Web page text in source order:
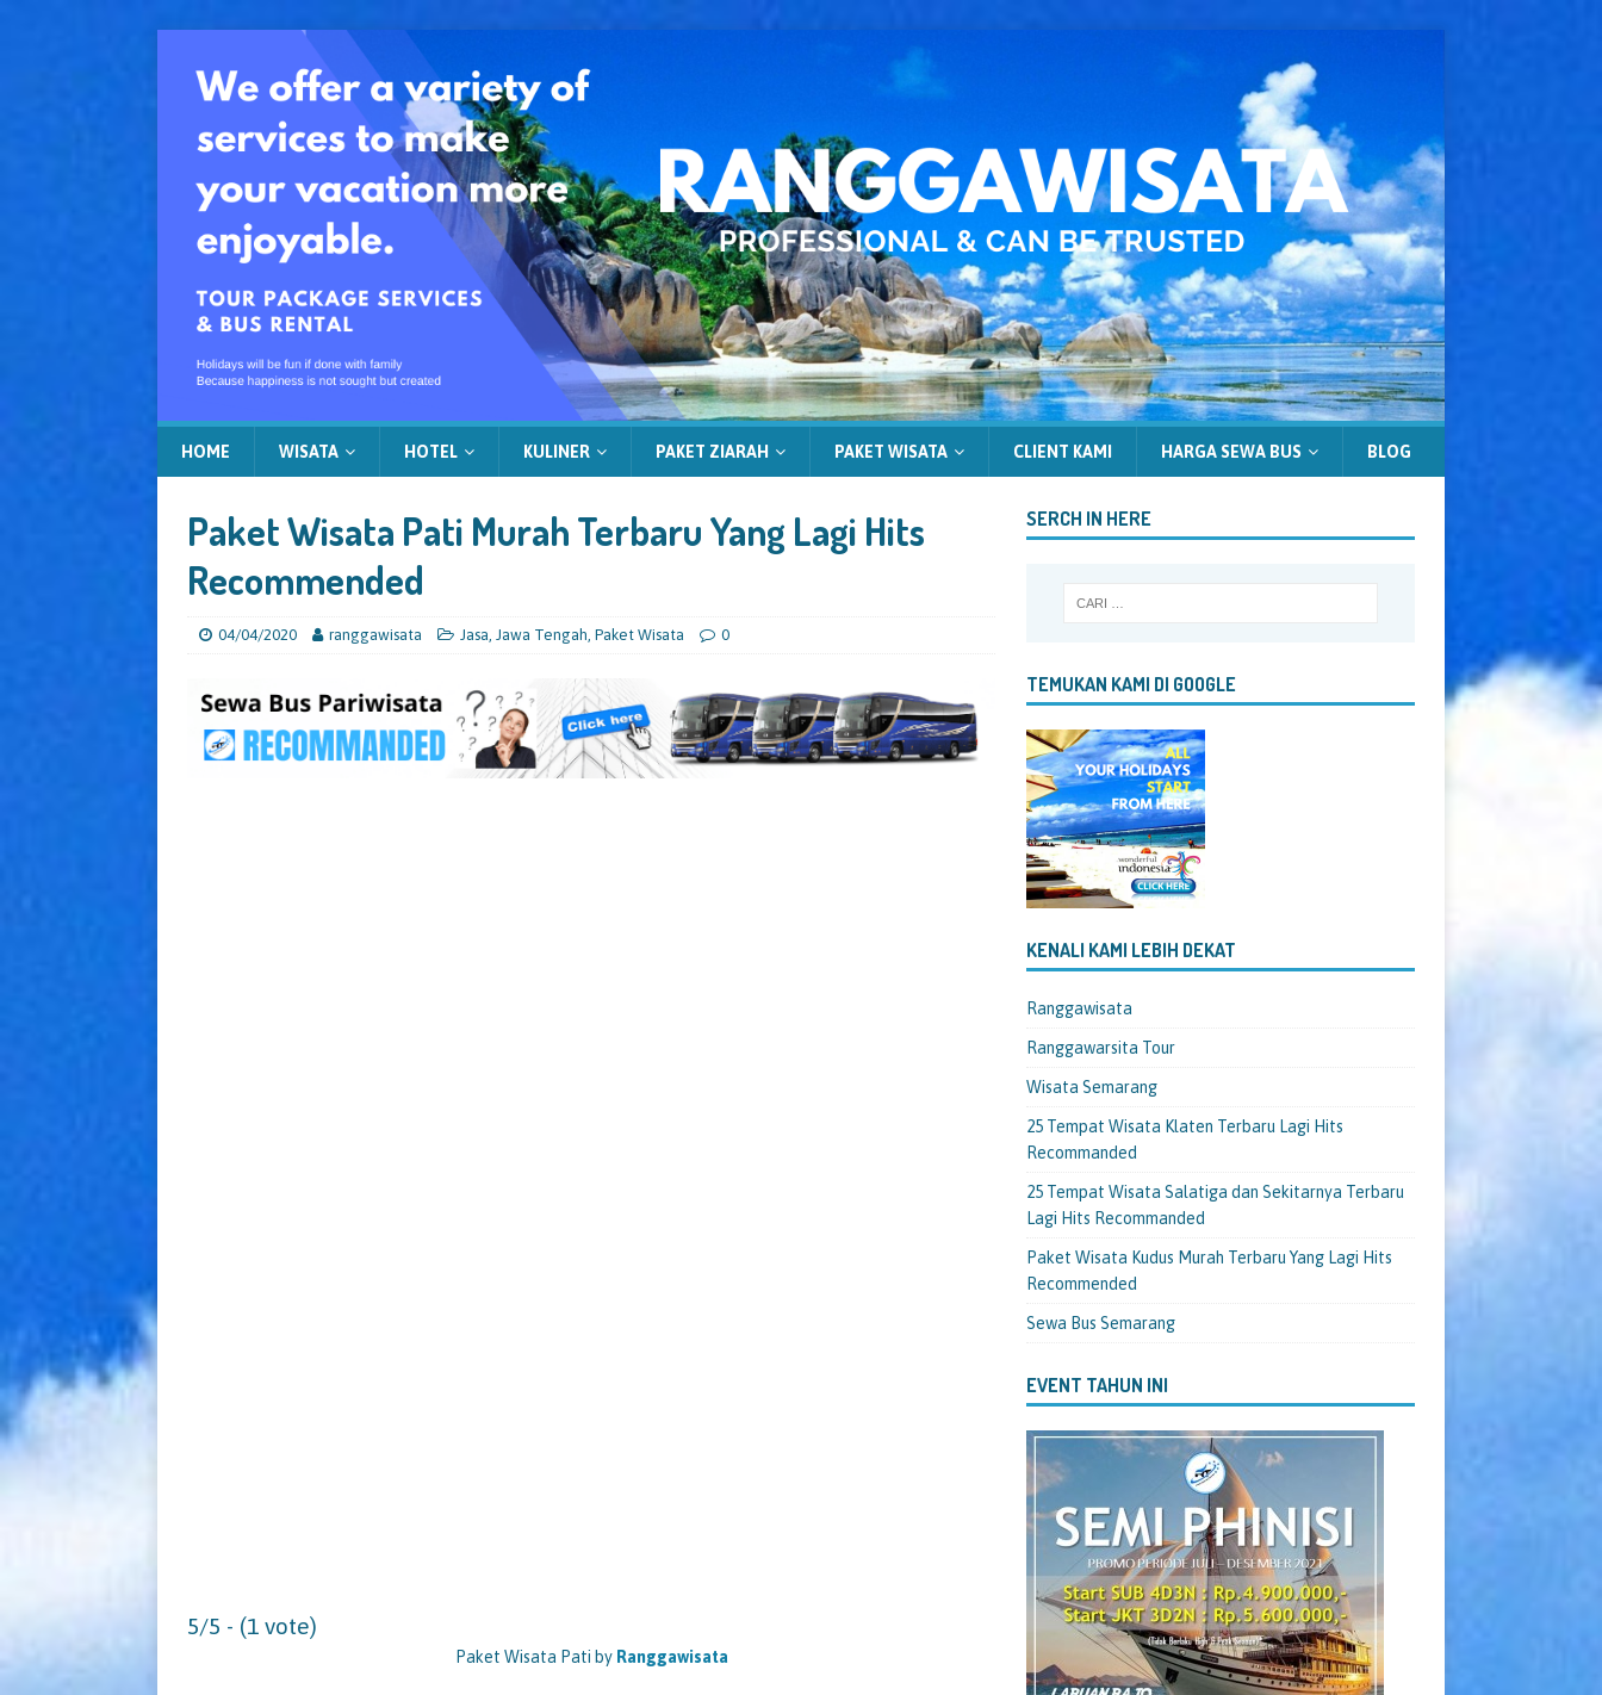
HOME WISATA HOTEL KULINER PAKET ZIARAH PAKET WISATA CLIENT KAMI HARGA SEWA BUS BLOG
Paket Wisata Pati Murah Terbaru Yang Lagi Hits
Recommended
04/04/2020 ranggawisata Jasa Jawa Tengah Paket Wisata 0
5/5 - (1 vote)
Paket Wisata Pati by Ranggawisata
SERCH IN HERE
TEMUKAN KAMI DI GOOGLE
KENALI KAMI LEBIH DEKAT
Ranggawisata
Ranggawarsita Tour
Wisata Semarang
25 Tempat Wisata Klaten Terbaru Lagi Hits
Recommanded
25 Tempat Wisata Salatiga dan Sekitarnya Terbaru
Lagi Hits Recommanded
Paket Wisata Kudus Murah Terbaru Yang Lagi Hits
Recommended
Sewa Bus Semarang
EVENT TAHUN INI